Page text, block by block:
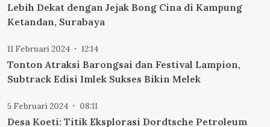
Lebih Dekat dengan Jejak Bong Cina di Kampung
Ketandan, Surabaya
11 Februari 2024 12:14
Tonton Atraksi Barongsai dan Festival Lampion,
Subtrack Edisi Imlek Sukses Bikin Melek
5 Februari 2024 08:11
Desa Koeti: Titik Eksplorasi Dordtsche Petroleum